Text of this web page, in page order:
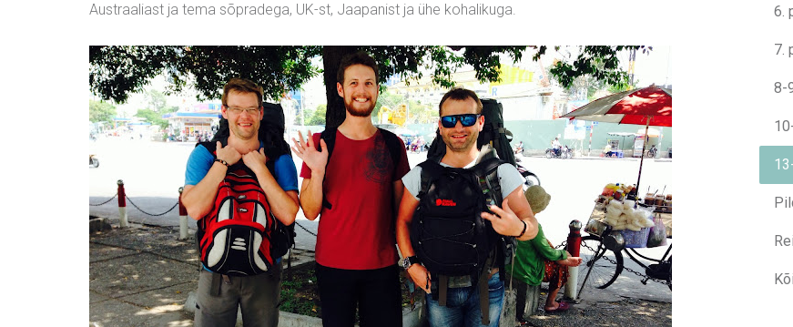
6.
7.
8-
Austraaliast ja tema sõpradega, UK-st, Jaapanist ja ühe kohalikuga.